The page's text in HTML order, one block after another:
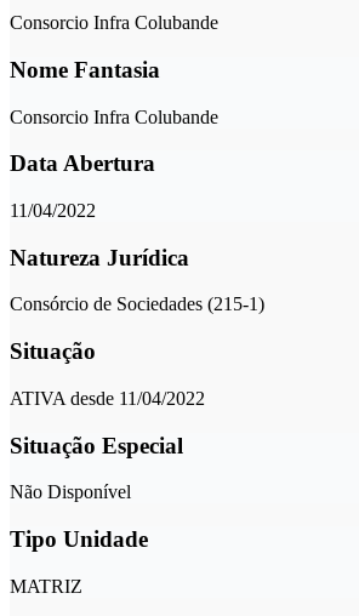
Consorcio Infra Colubande
Nome Fantasia
Consorcio Infra Colubande
Data Abertura
11/04/2022
Natureza Jurídica
Consórcio de Sociedades (215-1)
Situação
ATIVA desde 11/04/2022
Situação Especial
Não Disponível
Tipo Unidade
MATRIZ